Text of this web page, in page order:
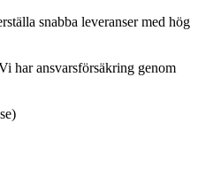
snabba leveranser med hög
har ansvarsförsäkring genom